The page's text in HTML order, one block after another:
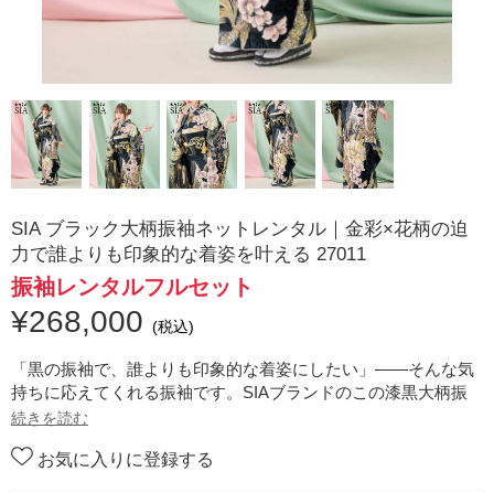
SIA ブラック大柄振袖ネットレンタル｜金彩×花柄の迫
力で誰よりも印象的な着姿を叶える 27011
振袖レンタルフルセット
¥268,000 (税込)
「黒の振袖で、誰よりも印象的な着姿にしたい」——そんな気
持ちに応えてくれる振袖です。SIAブランドのこの漆黒大柄振
袖は、墨を流したような黒の濃淡と、金彩×大輪花柄の迫力
続きを読む
お気に入りに登録する